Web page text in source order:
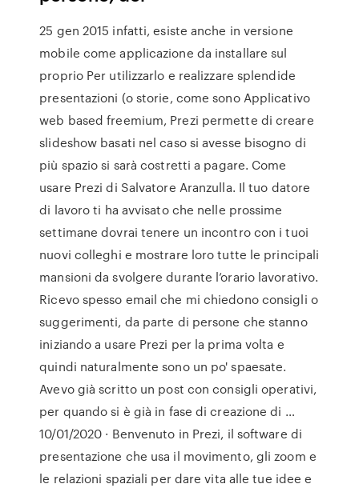
25 gen 2015 infatti, esiste anche in versione
mobile come applicazione da installare sul
proprio Per utilizzarlo e realizzare splendide
presentazioni (o storie, come sono Applicativo
web based freemium, Prezi permette di creare
slideshow basati nel caso si avesse bisogno di
più spazio si sarà costretti a pagare. Come
usare Prezi di Salvatore Aranzulla. Il tuo datore
di lavoro ti ha avvisato che nelle prossime
settimane dovrai tenere un incontro con i tuoi
nuovi colleghi e mostrare loro tutte le principali
mansioni da svolgere durante l’orario lavorativo.
Ricevo spesso email che mi chiedono consigli o
suggerimenti, da parte di persone che stanno
iniziando a usare Prezi per la prima volta e
quindi naturalmente sono un po' spaesate.
Avevo già scritto un post con consigli operativi,
per quando si è già in fase di creazione di …
10/01/2020 · Benvenuto in Prezi, il software di
presentazione che usa il movimento, gli zoom e
le relazioni spaziali per dare vita alle tue idee e